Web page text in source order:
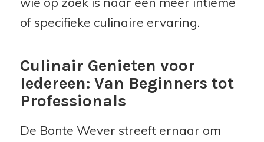
of specifieke culinaire ervaring.
Culinair Genieten voor
Iedereen: Van Beginners tot
Professionals
De Bonte Wever streeft ernaar om